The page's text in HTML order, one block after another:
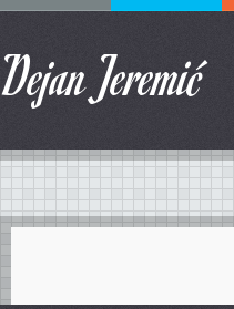
Dejan Jeremić